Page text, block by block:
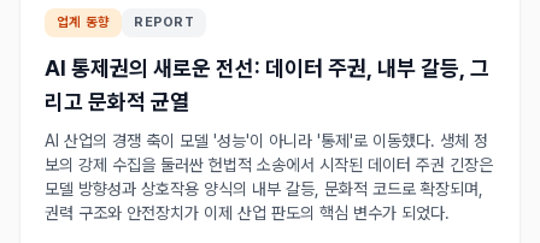
업계 동향 REPORT
AI 통제권의 새로운 전선: 데이터 주권, 내부 갈등, 그
리고 문화적 균열
AI 산업의 경쟁 축이 모델 '성능'이 아니라 '통제'로 이동했다. 생체 정
보의 강제 수집을 둘러싼 헌법적 소송에서 시작된 데이터 주권 긴장은
모델 방향성과 상호작용 양식의 내부 갈등, 문화적 코드로 확장되며,
권력 구조와 안전장치가 이제 산업 판도의 핵심 변수가 되었다.